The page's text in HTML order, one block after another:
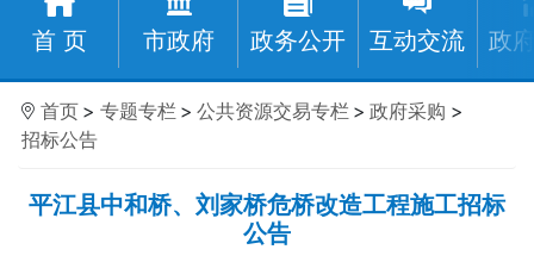
首 页 市政府 政务公开 互动交流 政
首页 > 专题专栏 > 公共资源交易专栏 > 政府采购 >
招标公告
平江县中和桥、刘家桥危桥改造工程施工招标
公告